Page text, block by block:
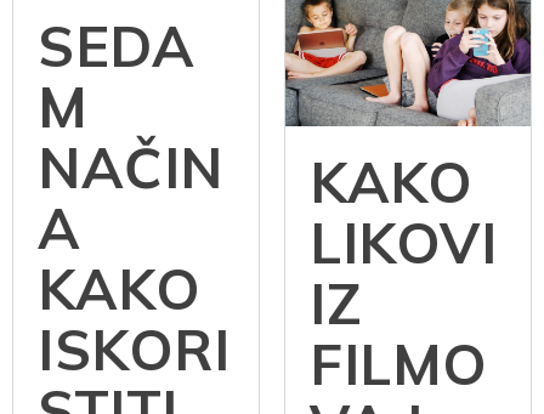
SEDA
M
NAČIN
A
KAKO
ISKORI
KAKO
LIKOVI
IZ
FILMO